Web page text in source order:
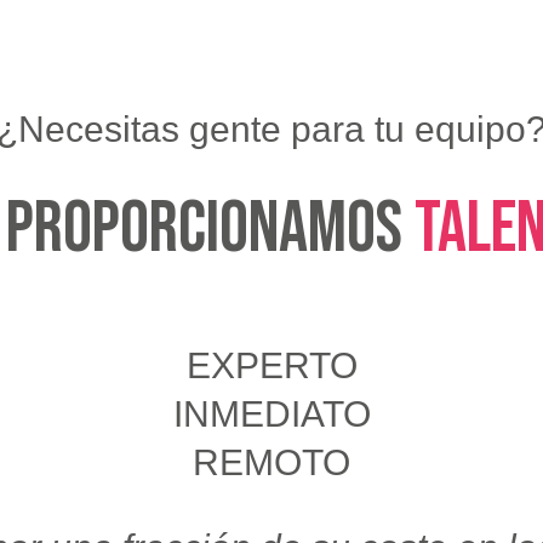
gente para tu
EXPERTO
INMEDIATO
REMOTO